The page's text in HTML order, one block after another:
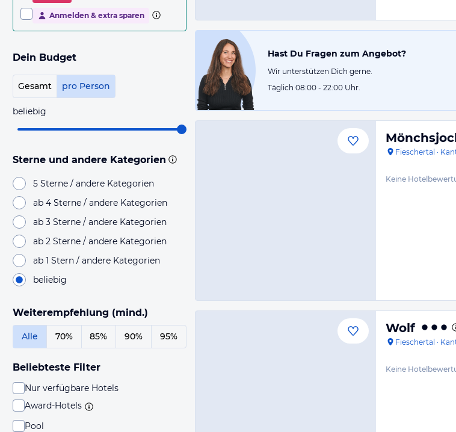
Anmelden & extra sparen
Dein Budget
Gesamt pro Person
beliebig
Sterne und andere Kategorien
5 Sterne / andere Kategorien
ab 4 Sterne / andere Kategorien
ab 3 Sterne / andere Kategorien
ab 2 Sterne / andere Kategorien
ab 1 Stern / andere Kategorien
beliebig
Weiterempfehlung (mind.)
Alle 70% 85% 90% 95%
Beliebteste Filter
Nur verfügbare Hotels
Award-Hotels
Pool
Hast Du Fragen zum Angebot?
Wir unterstützen Dich gerne.
Täglich 08:00 - 22:00 Uhr.
Fieschertal ·
Keine
Wolf
Fieschertal ·
Keine